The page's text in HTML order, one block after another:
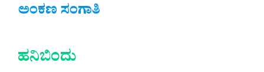
ಅಂಕಣ ಸಂಗಾತಿ
ಹನಿಬಿಂದು